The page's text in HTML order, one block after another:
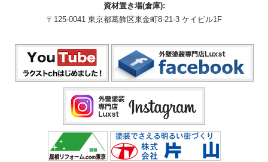
資材置き場(倉庫):
〒125-0041 東京都葛飾区東金町8-21-3 ケイビル1F